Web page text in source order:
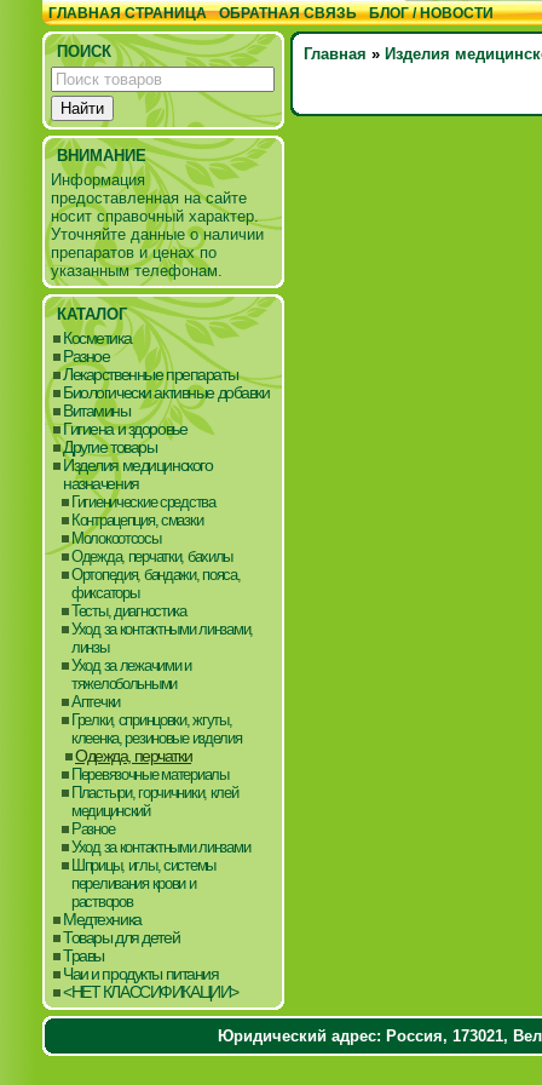
ГЛАВНАЯ СТРАНИЦА ОБРАТНАЯ СВЯЗЬ БЛОГ / НОВОСТИ
ПОИСК
ВНИМАНИЕ
Информация
предоставленная на сайте
носит справочный характер.
Уточняйте данные о наличии
препаратов и ценах по
указанным телефонам.
КАТАЛОГ
Косметика
Разное
Лекарственные препараты
Биологически активные добавки
Витамины
Гигиена и здоровье
Другие товары
Изделия медицинского
назначения
Гигиенические средства
Контрацепция, смазки
Молокоотсосы
Одежда, перчатки, бахилы
Ортопедия, бандажи, пояса,
фиксаторы
Тесты, диагностика
Уход за контактными линзами,
линзы
Уход за лежачими и
тяжелобольными
Аптечки
Грелки, спринцовки, жгуты,
клеенка, резиновые изделия
Одежда, перчатки
Перевязочные материалы
Пластыри, горчичники, клей
медицинский
Разное
Уход за контактными линзами
Шприцы, иглы, системы
переливания крови и
растворов
Медтехника
Товары для детей
Травы
Чаи и продукты питания
<НЕТ КЛАССИФИКАЦИИ>
Главная » Изделия
Юридический адрес: Россия, 173021,